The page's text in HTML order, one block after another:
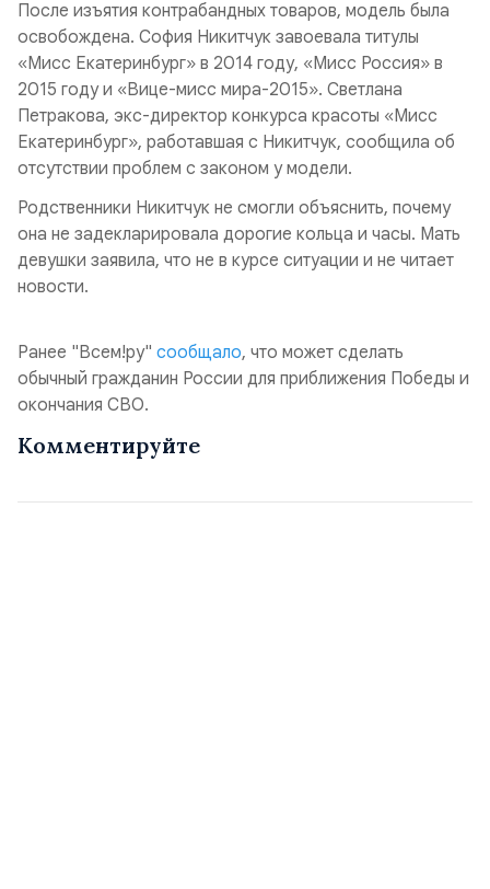
После изъятия контрабандных товаров, модель была
освобождена. София Никитчук завоевала титулы
«Мисс Екатеринбург» в 2014 году, «Мисс Россия» в
2015 году и «Вице-мисс мира-2015». Светлана
Петракова, экс-директор конкурса красоты «Мисс
Екатеринбург», работавшая с Никитчук, сообщила об
отсутствии проблем с законом у модели.
Родственники Никитчук не смогли объяснить, почему
она не задекларировала дорогие кольца и часы. Мать
девушки заявила, что не в курсе ситуации и не читает
новости.
Ранее "Всем!ру" сообщало, что может сделать
обычный гражданин России для приближения Победы и
окончания СВО.
Комментируйте